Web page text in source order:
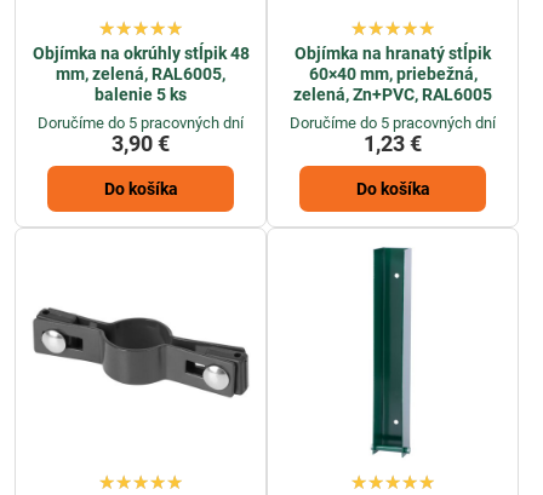
Objímka na okrúhly stĺpik 48
mm, zelená, RAL6005,
balenie 5 ks
Doručíme do 5 pracovných dní
3,90 €
Do košíka
Objímka na hranatý stĺpik
60×40 mm, priebežná,
zelená, Zn+PVC, RAL6005
Doručíme do 5 pracovných dní
1,23 €
Do košíka